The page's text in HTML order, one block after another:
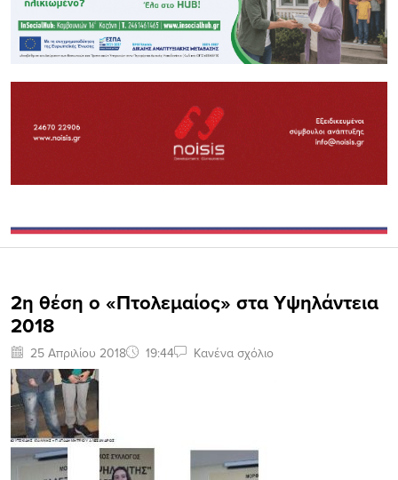
2η θέση ο «Πτολεμαίος» στα Υψηλάντεια
2018
25 Απριλίου 2018 19:44 Κανένα σχόλιο